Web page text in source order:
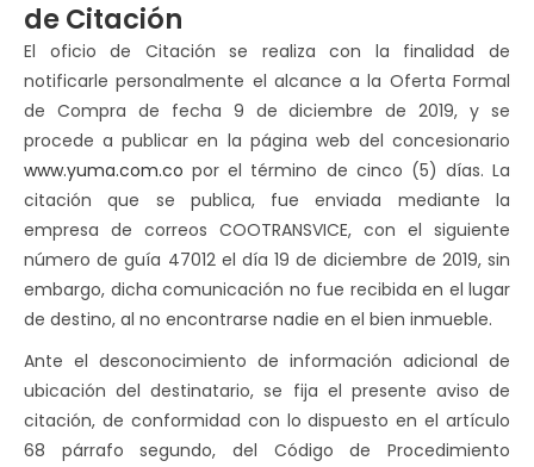
de Citación
El oficio de Citación se realiza con la finalidad de
notificarle personalmente el alcance a la Oferta Formal
de Compra de fecha 9 de diciembre de 2019, y se
procede a publicar en la página web del concesionario
www.yuma.com.co por el término de cinco (5) días. La
citación que se publica, fue enviada mediante la
empresa de correos COOTRANSVICE, con el siguiente
número de guía 47012 el día 19 de diciembre de 2019, sin
embargo, dicha comunicación no fue recibida en el lugar
de destino, al no encontrarse nadie en el bien inmueble.
Ante el desconocimiento de información adicional de
ubicación del destinatario, se fija el presente aviso de
citación, de conformidad con lo dispuesto en el artículo
68 párrafo segundo, del Código de Procedimiento